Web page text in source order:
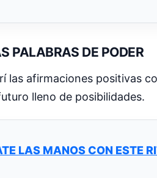
PALABRAS DE PODER
las afirmaciones positivas
lleno de posibilidades.
LAS MANOS CON ESTE